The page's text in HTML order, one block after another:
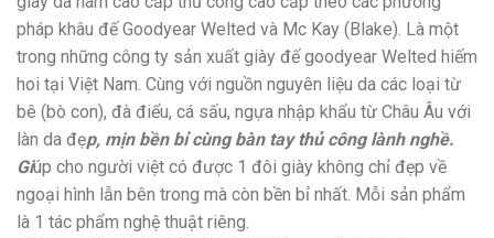
pháp khâu đế Goodyear Welted và Mc Kay (Blake). Là một
trong những công ty sản xuất giày đế goodyear Welted hiếm
hoi tại Việt Nam. Cùng với nguồn nguyên liệu da các loại từ
bê (bò con), đà điểu, cá sấu, ngựa nhập khẩu từ Châu Âu với
làn da đẹp, mịn bền bỉ cùng bàn tay thủ công lành nghề.
Giúp cho người việt có được 1 đôi giày không chỉ đẹp về
ngoại hình lẫn bên trong mà còn bền bỉ nhất. Mỗi sản phẩm
là 1 tác phẩm nghệ thuật riêng.